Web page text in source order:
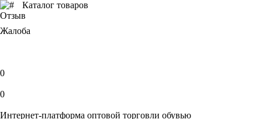
Каталог товаров
Отзыв
Жалоба
0
0
Интернет-платформа оптовой торговли обувью